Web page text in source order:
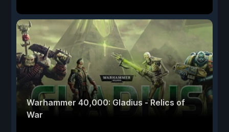
Warhammer 40,000: Gladius - Relics of
War